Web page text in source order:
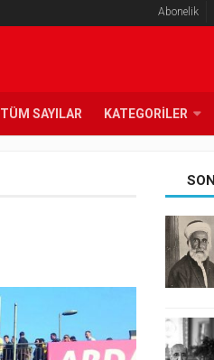
Abonelik
TÜM SAYILAR KATEGORILER